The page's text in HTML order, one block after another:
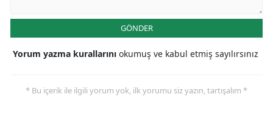
GÖNDER
Yorum yazma kurallarını okumuş ve kabul etmiş sayılırsınız
* Bu içerik ile ilgili yorum yok, ilk yorumu siz yazın, tartışalım *